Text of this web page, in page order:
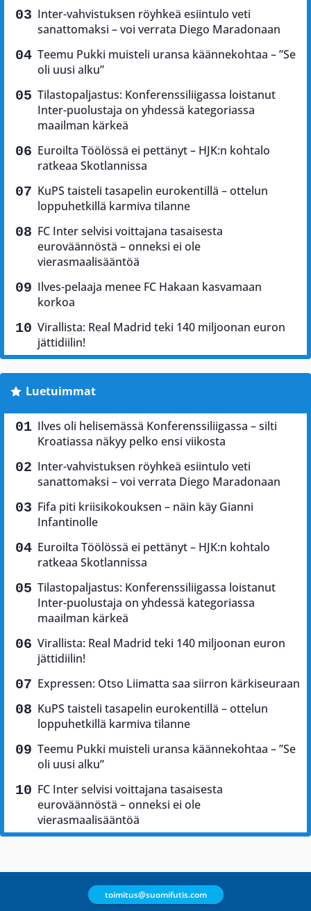
Inter-vahvistuksen röyhkeä esiintulo veti
sanattomaksi – voi verrata Diego Maradonaan
Teemu Pukki muisteli uransa käännekohtaa – ”Se
oli uusi alku”
Tilastopaljastus: Konferenssiliigassa loistanut
Inter-puolustaja on yhdessä kategoriassa
maailman kärkeä
Euroilta Töölössä ei pettänyt – HJK:n kohtalo
ratkeaa Skotlannissa
KuPS taisteli tasapelin eurokentillä – ottelun
loppuhetkillä karmiva tilanne
FC Inter selvisi voittajana tasaisesta
euroväännöstä – onneksi ei ole
vierasmaalisääntöä
Ilves-pelaaja menee FC Hakaan kasvamaan
korkoa
Virallista: Real Madrid teki 140 miljoonan euron
jättidiilin!
Luetuimmat
Ilves oli helisemässä Konferenssiliigassa – silti
Kroatiassa näkyy pelko ensi viikosta
Inter-vahvistuksen röyhkeä esiintulo veti
sanattomaksi – voi verrata Diego Maradonaan
Fifa piti kriisikokouksen – näin käy Gianni
Infantinolle
Euroilta Töölössä ei pettänyt – HJK:n kohtalo
ratkeaa Skotlannissa
Tilastopaljastus: Konferenssiliigassa loistanut
Inter-puolustaja on yhdessä kategoriassa
maailman kärkeä
Virallista: Real Madrid teki 140 miljoonan euron
jättidiilin!
Expressen: Otso Liimatta saa siirron kärkiseuraan
KuPS taisteli tasapelin eurokentillä – ottelun
loppuhetkillä karmiva tilanne
Teemu Pukki muisteli uransa käännekohtaa – ”Se
oli uusi alku”
FC Inter selvisi voittajana tasaisesta
euroväännöstä – onneksi ei ole
vierasmaalisääntöä
toimitus@suomifutis.com